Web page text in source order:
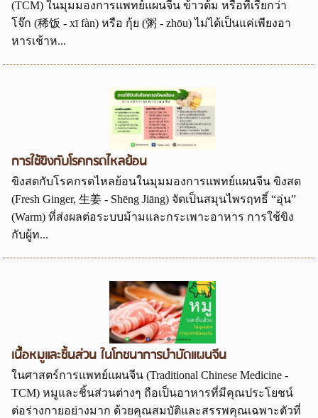
(TCM) ในมุมมองการแพทย์แผนจีน ข้าวต้ม หรือที่เรียกว่า
โจ๊ก (稀饭 - xī fàn) หรือ กุ้ย (粥 - zhōu) ไม่ได้เป็นแค่เพียงอา
หารเช้าห...
การใช้ขิงกับโรคกรดไหลย้อน
ขิงสดกับโรคกรดไหลย้อนในมุมมองการแพทย์แผนจีน ขิงสด
(Fresh Ginger, 生姜 - Shēng Jiāng) จัดเป็นสมุนไพรฤทธิ์ “อุ่น”
(Warm) ที่ส่งผลต่อระบบม้ามและกระเพาะอาหาร การใช้ขิง
กับผู้ท...
เนื้อหมูและชิ้นส่วน ในโภชนาการบำบัดแผนจีน
ในศาสตร์การแพทย์แผนจีน (Traditional Chinese Medicine -
TCM) หมูและชิ้นส่วนต่างๆ ถือเป็นอาหารที่มีคุณประโยชน์
ต่อร่างกายอย่างมาก ด้วยคุณสมบัติและสรรพคุณเฉพาะตัวที่